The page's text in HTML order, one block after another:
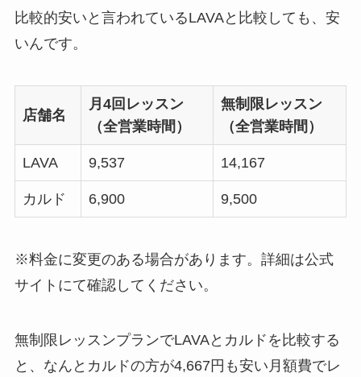
比較的安いと言われているLAVAと比較しても、安
いんです。
店舗名
月4回レッスン
（全営業時間）
無制限レッスン
（全営業時間）
LAVA 9,537 14,167
カルド 6,900 9,500
※料金に変更のある場合があります。詳細は公式
サイトにて確認してください。
無制限レッスンプランでLAVAとカルドを比較する
と、なんと カルドの方が4,667円も安い月額費でレ